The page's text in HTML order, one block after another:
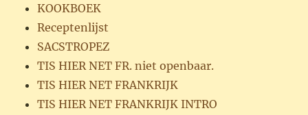
KOOKBOEK
Receptenlijst
SACSTROPEZ
TIS HIER NET FR. niet openbaar.
TIS HIER NET FRANKRIJK
TIS HIER NET FRANKRIJK INTRO